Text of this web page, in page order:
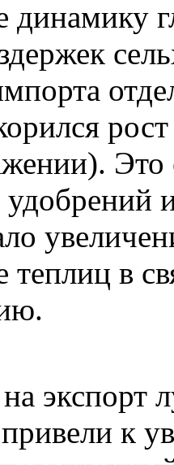
динамику
Это
теплиц в
экспорт
к